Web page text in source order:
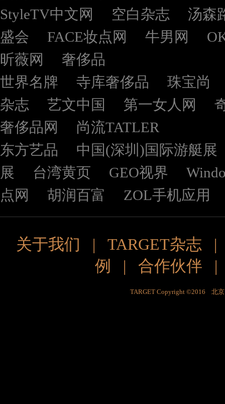
StyleTV中文网
空白杂志
汤森
盛会
FACE妆点网 牛男网
昕薇网
奢侈品
世界名牌
寺库奢侈品
珠宝尚
杂志
艺文中国 第一女人网
奢侈品网
尚流TATLER
东方艺品
中国(深圳)国际游艇展
展
台湾黄页 GEO视界
点网
胡润百富 ZOL手机应用
关于我们 | TARGET杂志
例
| 合作伙伴
TARGET Copyright ©2016 北